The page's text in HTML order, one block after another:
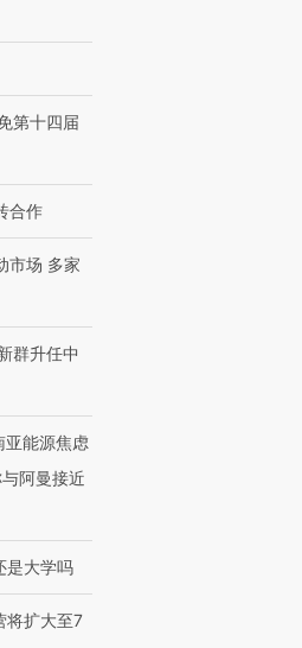
飞地休达
种
三对
CFO：不靠规模取胜，华
住三大增长引擎是什么？
第十四届
合作
市场 多家
群升任中
亚能源焦虑
阿曼接近
是大学吗
将扩大至7